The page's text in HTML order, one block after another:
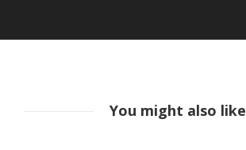
You might also like